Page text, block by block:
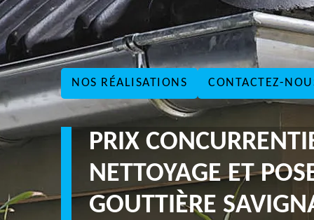
NOS RÉALISATIONS CONTACTEZ-
PRIX
NETTOYAGE ET
GOUTTIÈRE